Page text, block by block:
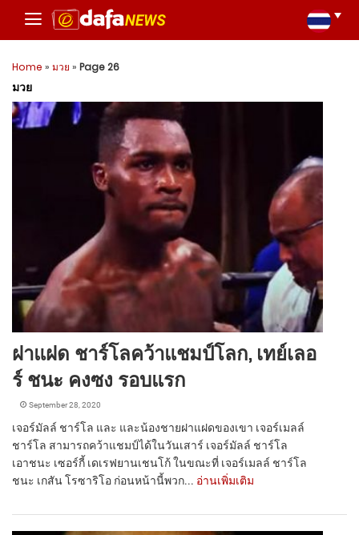
Home » มวย » Page 26
มวย
ฝาแฝด ชาร์โลคว้าแชมป์โลก, เทย์เลอ
ร์ ชนะ คงซง รอบแรก
September 28, 2020
เจอร์มัลล์ ชาร์โล และ และน้องชายฝาแฝดของเขา เจอร์เมลล์
ชาร์โล สามารถคว้าแชมป์ได้ในวันเสาร์ เจอร์มัลล์ ชาร์โล
เอาชนะ เซอร์กี้ เดเรฟยานเชนโก้ ในขณะที่ เจอร์เมลล์ ชาร์โล
ชนะ เกสัน โรซาริโอ ก่อนหน้านี้พวก... อ่านเพิ่มเติม